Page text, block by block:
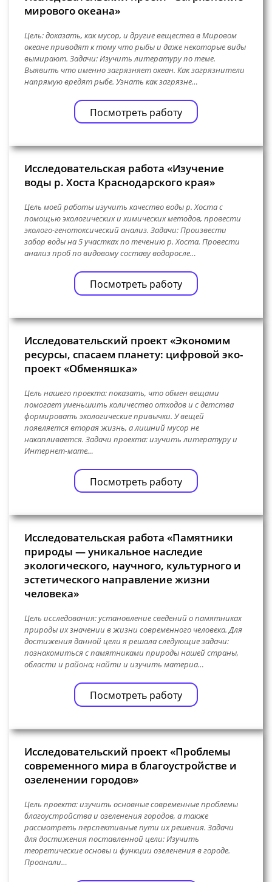
мирового океана»
Цель: доказать, как мусор, и другие вещества в Мировом
океане приводят к тому что рыбы и даже некоторые виды
вымирают. Задачи: Изучить литературу по теме.
Выявить что именно загрязняет океан. Как загрязнители
напрямую вредят рыбе. Узнать как загрязне…
Посмотреть работу
Исследовательская работа «Изучение
воды р. Хоста Краснодарского края»
Цель моей работы изучить качество воды р. Хоста с
помощью экологических и химических методов, провести
эколого-генотоксический анализ. Задачи: Произвести
забор воды на 5 участках по течению р. Хоста. Провести
анализ проб по видовому составу водоросле…
Посмотреть работу
Исследовательский проект «Экономим
ресурсы, спасаем планету: цифровой эко-
проект «Обменяшка»
Цель нашего проекта: показать, что обмен вещами
помогает уменьшить количество отходов и с детства
формировать экологические привычки. У вещей
появляется вторая жизнь, а лишний мусор не
накапливается. Задачи проекта: изучить литературу и
Интернет-мате…
Посмотреть работу
Исследовательская работа «Памятники
природы — уникальное наследие
экологического, научного, культурного и
эстетического направление жизни
человека»
Цель исследования: установление сведений о памятниках
природы их значении в жизни современного человека. Для
достижения данной цели я решала следующие задачи:
познакомиться с памятниками природы нашей страны,
области и района; найти и изучить материа…
Посмотреть работу
Исследовательский проект «Проблемы
современного мира в благоустройстве и
озеленении городов»
Цель проекта: изучить основные современные проблемы
благоустройства и озеленения городов, а также
рассмотреть перспективные пути их решения. Задачи
для достижения поставленной цели: Изучить
теоретические основы и функции озеленения в городе.
Проанали…